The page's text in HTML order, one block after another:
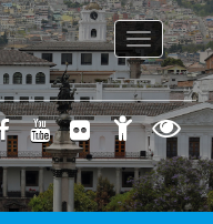
Toggle
navigation